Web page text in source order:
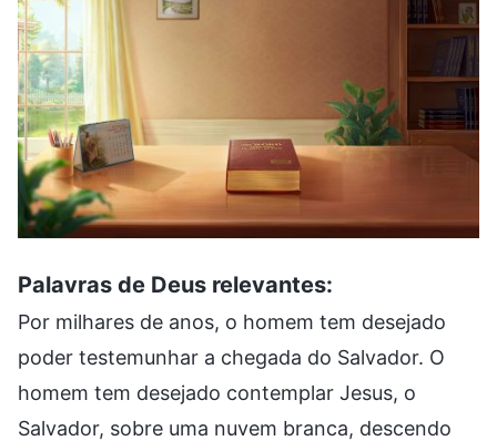
Palavras de Deus relevantes:
Por milhares de anos, o homem tem desejado
poder testemunhar a chegada do Salvador. O
homem tem desejado contemplar Jesus, o
Salvador, sobre uma nuvem branca, descendo